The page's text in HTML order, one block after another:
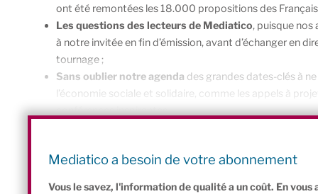
ont été remontées les 18.000 propositions des
Les questions des lecteurs de Mediatico, puisque nos
à notre invitée en fin d’émission, avant d’échanger en
tournage ;
Sans oublier notre agenda des grandes dates-clés à
l’économie sociale et solidaire, comme les appels à
conférences inspirantes.
solidaire et de l’entrepreneuriat social. Cette émission est
Mediatico a besoin de votre abonnement
Vous le savez, l'information de qualité a un coût. En